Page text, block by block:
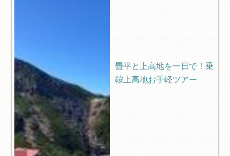
畳平と上高地を一日で！乗
鞍上高地お手軽ツアー